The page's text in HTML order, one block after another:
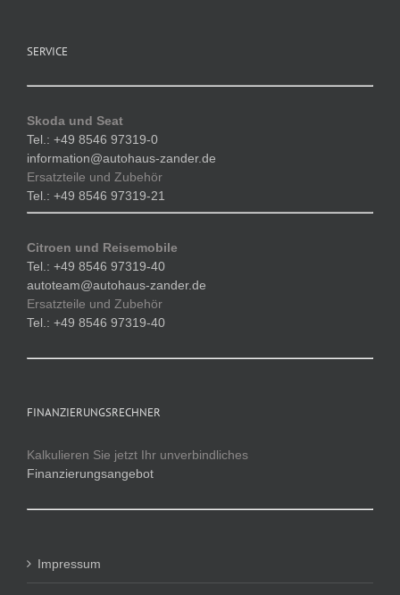
SERVICE
Skoda und Seat
Tel.: +49 8546 97319-0
information@autohaus-zander.de
Ersatzteile und Zubehör
Tel.: +49 8546 97319-21
Citroen und Reisemobile
Tel.: +49 8546 97319-40
autoteam@autohaus-zander.de
Ersatzteile und Zubehör
Tel.: +49 8546 97319-40
FINANZIERUNGSRECHNER
Kalkulieren Sie jetzt Ihr unverbindliches
Finanzierungsangebot
Impressum